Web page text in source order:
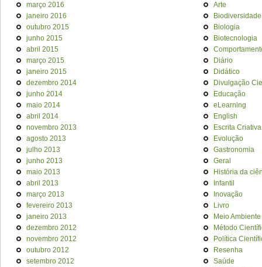
março 2016
janeiro 2016
outubro 2015
junho 2015
abril 2015
março 2015
janeiro 2015
dezembro 2014
junho 2014
maio 2014
abril 2014
novembro 2013
agosto 2013
julho 2013
junho 2013
maio 2013
abril 2013
março 2013
fevereiro 2013
janeiro 2013
dezembro 2012
novembro 2012
outubro 2012
setembro 2012
Arte
Biodiversidade
Biologia
Biotecnologia
Diário
Didático
Divulgação
Educação
eLearning
English
Escrita Criativa
Evolução
Gastronomia
Geral
História da
Infantil
Inovação
Livro
Meio Ambiente
Método
Política
Resenha
Saúde